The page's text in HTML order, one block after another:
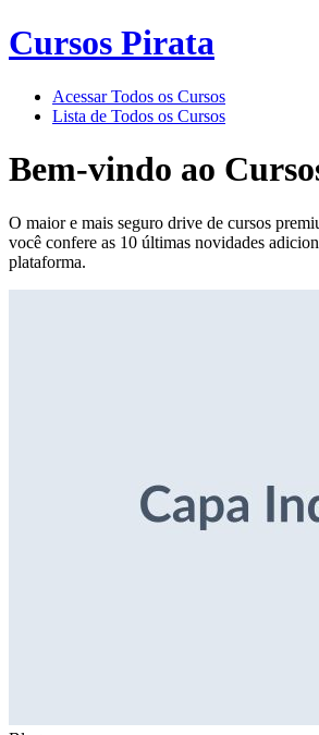
Cursos Pirata
Acessar Todos os Cursos
Lista de Todos os Cursos
Bem-vindo ao
O maior e mais seguro drive de cursos
você confere as 10 últimas novidades
plataforma.